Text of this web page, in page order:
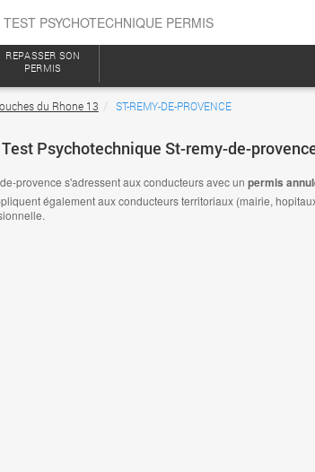
TEST PSYCHOTECHNIQUE PERMIS
REPASSER SON
PERMIS
du Rhone 13 ST-REMY-DE-PROVENCE
Psychotechnique St-remy-de-
provence s'adressent aux conducteurs avec un permis
également aux conducteurs territoriaux (mairie,